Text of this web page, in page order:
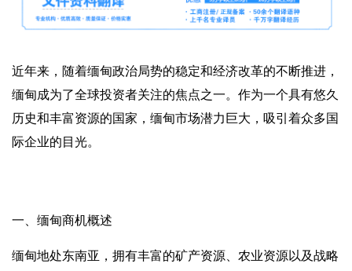
近年来，随着缅甸政治局势的稳定和经济改革的不断推进，
缅甸成为了全球投资者关注的焦点之一。作为一个具有悠久
历史和丰富资源的国家，缅甸市场潜力巨大，吸引着众多国
际企业的目光。
一、缅甸商机概述
缅甸地处东南亚，拥有丰富的矿产资源、农业资源以及战略